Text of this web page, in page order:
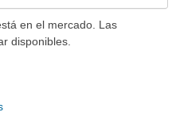
en el mercado. Las
disponibles.